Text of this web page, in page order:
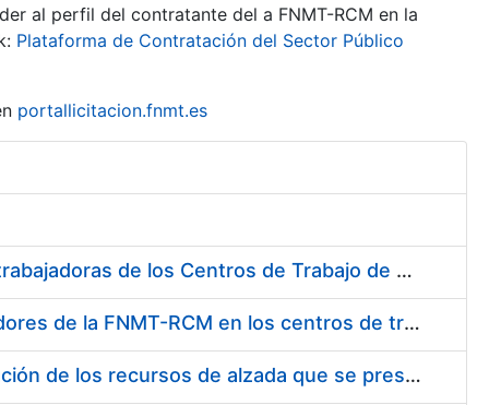
al perfil del contratante del a FNMT-RCM en la
Plataforma de Contratación del Sector Público
portallicitacion.fnmt.es
Suministro de Protectores Auditivos a medida para las personas trabajadoras de los Centros de Trabajo de Madrid y Burgos
Suministro de gafas graduadas antiproyecciones para los trabajadores de la FNMT-RCM en los centros de trabajo de Madrid y Burgos
Servicios de una empresa externa para el asesoramiento y resolución de los recursos de alzada que se presentan relacionados con procesos de selección para la FNMT-RCM